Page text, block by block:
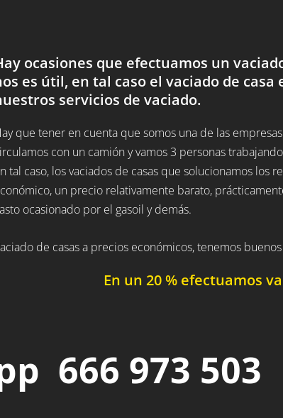
ocasiones que efectuamos un
es útil, en tal caso el vaciado de
servicios de vaciado.
que tener en cuenta que somos una de las
con un camión y vamos 3 personas
tal caso, los vaciados de casas que solucionamos
un precio relativamente barato,
ocasionado por el gasoil y demás.
de casas a precios económicos, tenemos
En un 20 % efectuamos
666 973 503